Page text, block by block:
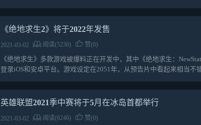
《绝地求生2》将于2022年发售
2021-03-02 阅读(5230) 赞(0)
《绝地求生》多款游戏被爆料正在开发中，其中《绝地求生：
登录iOS和安卓平台。游戏设定在2051年，从预告片中看起来相当不
英雄联盟2021季中赛将于5月在冰岛首都举行
2021-03-02 阅读(6246) 赞(0)